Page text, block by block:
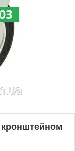
кронштейном